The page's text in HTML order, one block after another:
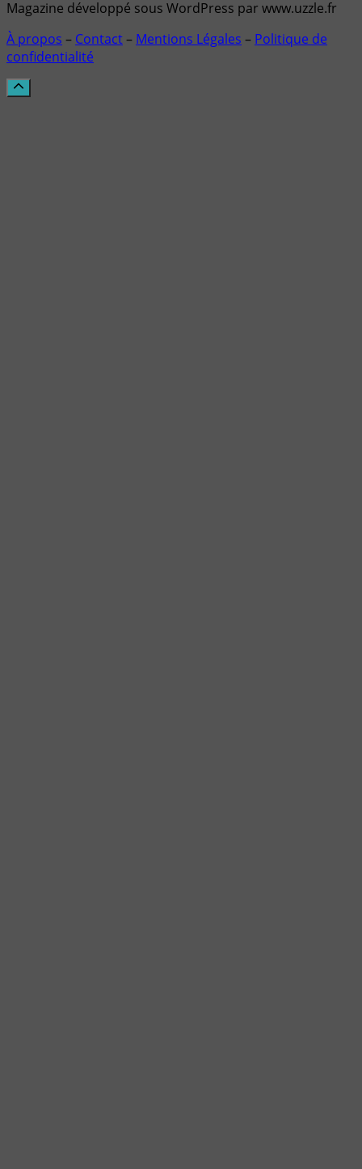
Magazine développé sous WordPress par www.uzzle.fr
À propos – Contact– Mentions Légales – Politique de
confidentialité